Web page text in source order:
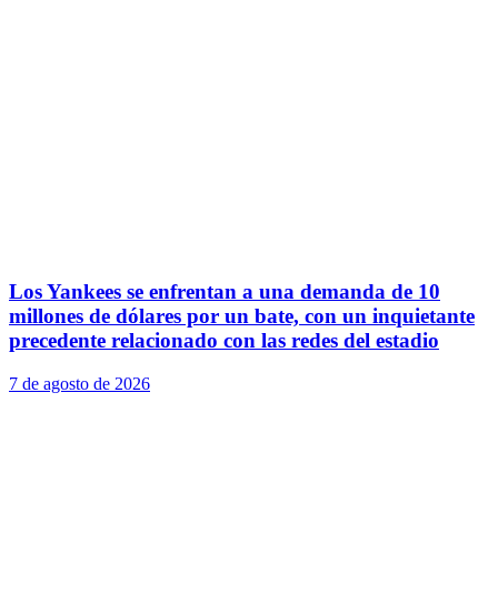
Los Yankees se enfrentan a una demanda de 10
millones de dólares por un bate, con un inquietante
precedente relacionado con las redes del estadio
7 de agosto de 2026